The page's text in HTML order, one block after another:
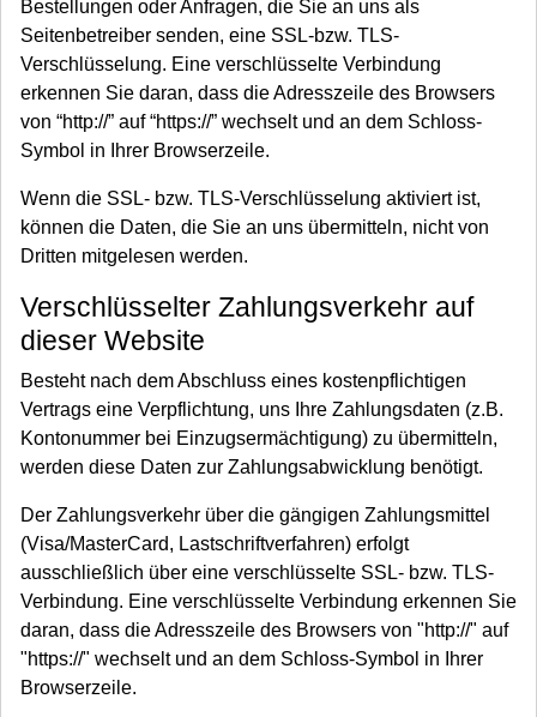
Bestellungen oder Anfragen, die Sie an uns als
Seitenbetreiber senden, eine SSL-bzw. TLS-
Verschlüsselung. Eine verschlüsselte Verbindung
erkennen Sie daran, dass die Adresszeile des Browsers
von “http://” auf “https://” wechselt und an dem Schloss-
Symbol in Ihrer Browserzeile.
Wenn die SSL- bzw. TLS-Verschlüsselung aktiviert ist,
können die Daten, die Sie an uns übermitteln, nicht von
Dritten mitgelesen werden.
Verschlüsselter Zahlungsverkehr auf
dieser Website
Besteht nach dem Abschluss eines kostenpflichtigen
Vertrags eine Verpflichtung, uns Ihre Zahlungsdaten (z.B.
Kontonummer bei Einzugsermächtigung) zu übermitteln,
werden diese Daten zur Zahlungsabwicklung benötigt.
Der Zahlungsverkehr über die gängigen Zahlungsmittel
(Visa/MasterCard, Lastschriftverfahren) erfolgt
ausschließlich über eine verschlüsselte SSL- bzw. TLS-
Verbindung. Eine verschlüsselte Verbindung erkennen Sie
daran, dass die Adresszeile des Browsers von "http://" auf
"https://" wechselt und an dem Schloss-Symbol in Ihrer
Browserzeile.